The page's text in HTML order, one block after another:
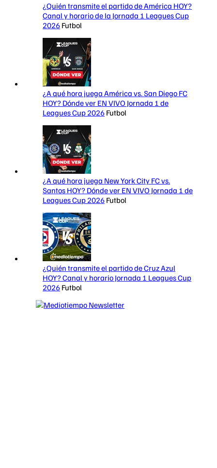
¿Quién transmite el partido de América HOY?
Canal y horario de la Jornada 1 Leagues Cup
2026 Futbol
¿A qué hora juega América vs. San Diego FC
HOY? Dónde ver EN VIVO Jornada 1 de
Leagues Cup 2026 Futbol
¿A qué hora juega New York City FC vs.
Santos HOY? Dónde ver EN VIVO Jornada 1 de
Leagues Cup 2026 Futbol
¿Quién transmite el partido de Cruz Azul
HOY? Canal y horario Jornada 1 Leagues Cup
2026 Futbol